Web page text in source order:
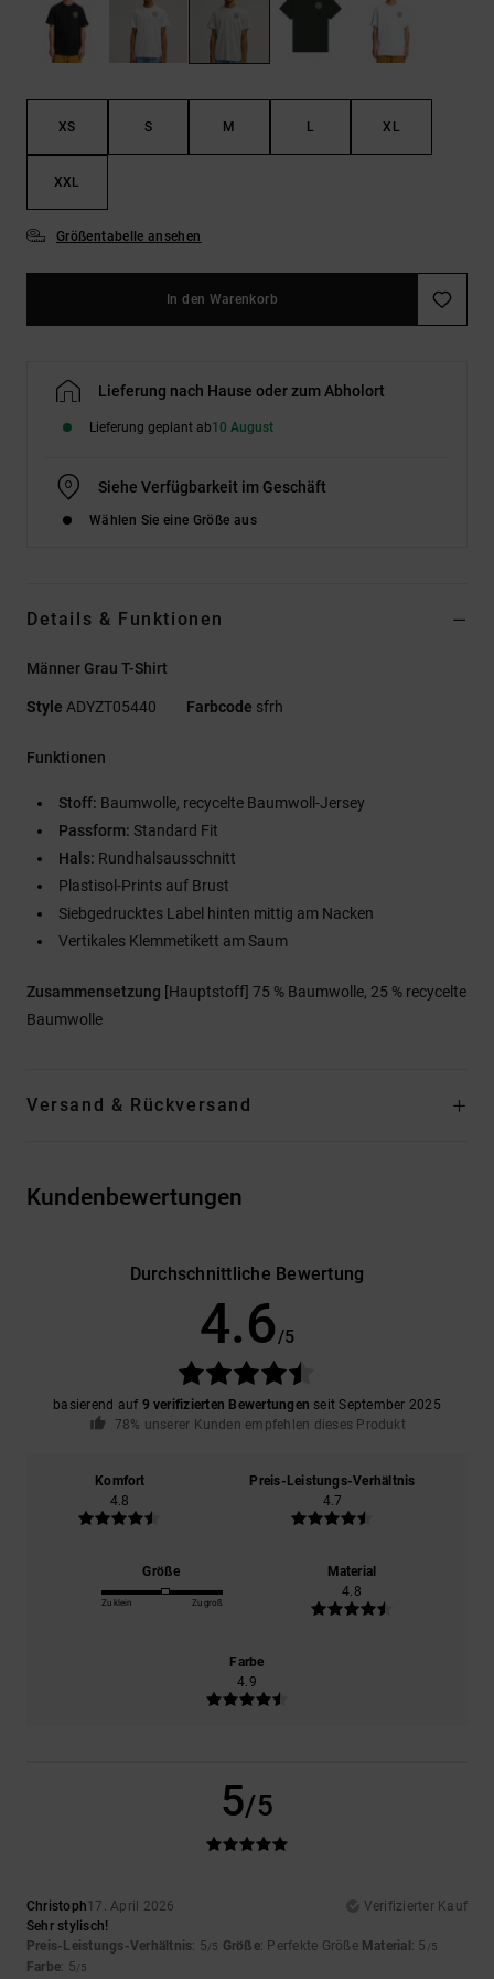
XS S M L XL
XXL
Größentabelle ansehen
In den Warenkorb
Lieferung nach Hause oder zum Abholort
Lieferung geplant ab10 August
Siehe Verfügbarkeit im Geschäft
Wählen Sie eine Größe aus
Details & Funktionen
Männer Grau T-Shirt
Style ADYZT05440 Farbcode sfrh
Funktionen
Stoff: Baumwolle, recycelte Baumwoll-Jersey
Passform: Standard Fit
Hals: Rundhalsausschnitt
Plastisol-Prints auf Brust
Siebgedrucktes Label hinten mittig am Nacken
Vertikales Klemmetikett am Saum
Zusammensetzung [Hauptstoff] 75 % Baumwolle, 25 % recycelte
Baumwolle
Versand & Rückversand
Kundenbewertungen
Durchschnittliche Bewertung
4.6 /5
basierend auf 9 verifizierten Bewertungen seit September 2025
78% unserer Kunden empfehlen dieses Produkt
Komfort
4.8
Preis-Leistungs-Verhältnis
4.7
Größe
Zu klein Zu groß
Material
4.8
Farbe
4.9
5/5
Christoph17. April 2026
Verifizierter Kauf
Sehr stylisch!
Preis-Leistungs-Verhältnis: 5/5 Größe: Perfekte Größe Material : 5 /5
Farbe: 5/5